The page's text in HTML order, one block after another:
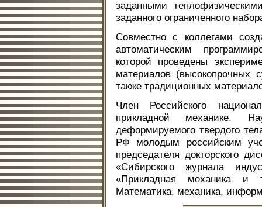
заданными
заданного ограниченного
Совместно с коллегами
автоматическим
которой проведены
материалов (высокопрочных
также традиционных
Член Российского
прикладной механике,
деформируемого твердого
РФ молодым российским
председателя докторского
«Сибирского журнала
«Прикладная механика и
Математика, механика,